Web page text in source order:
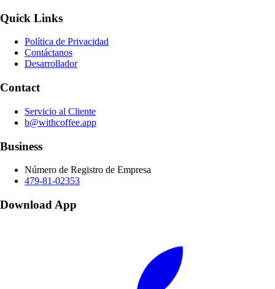
Quick Links
Política de Privacidad
Contáctanos
Desarrollador
Contact
Servicio al Cliente
b@withcoffee.app
Business
Número de Registro de Empresa
479-81-02353
Download App